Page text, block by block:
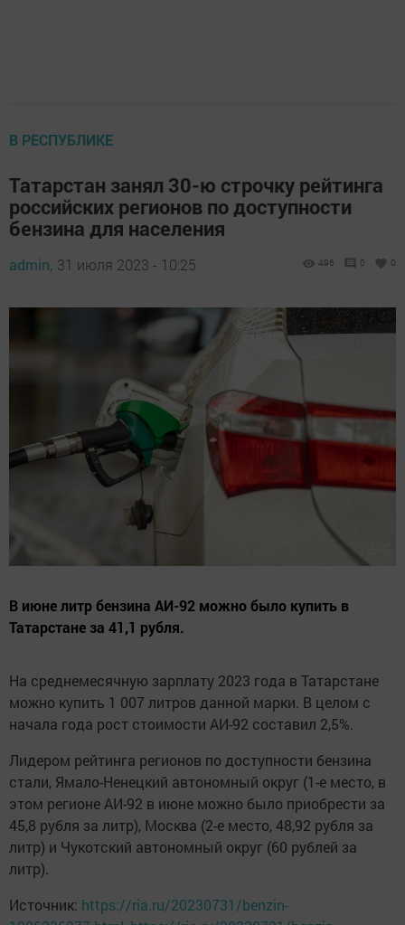
В РЕСПУБЛИКЕ
Татарстан занял 30-ю строчку рейтинга
российских регионов по доступности
бензина для населения
admin, 31 июля 2023 - 10:25 496 0 0
В июне литр бензина АИ-92 можно было купить в
Татарстане за 41,1 рубля.
На среднемесячную зарплату 2023 года в Татарстане
можно купить 1 007 литров данной марки. В целом с
начала года рост стоимости АИ-92 составил 2,5%.
Лидером рейтинга регионов по доступности бензина
стали, Ямало-Ненецкий автономный округ (1-е место, в
этом регионе АИ-92 в июне можно было приобрести за
45,8 рубля за литр), Москва (2-е место, 48,92 рубля за
литр) и Чукотский автономный округ (60 рублей за
литр).
Источник: https://ria.ru/20230731/benzin-